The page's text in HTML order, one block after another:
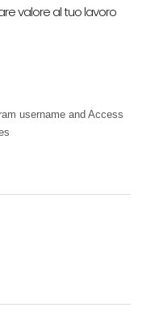
valore al tuo lavoro
username and Access